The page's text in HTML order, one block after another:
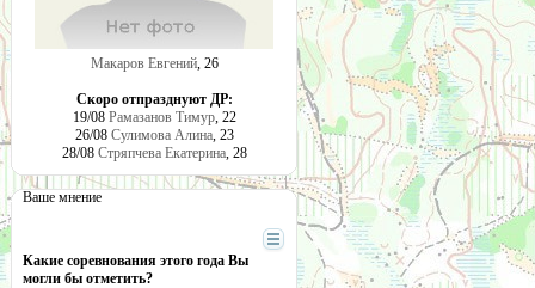
Макаров Евгений, 26
Скоро отпразднуют ДР:
19/08 Рамазанов Тимур, 22
26/08 Сулимова Алина, 23
28/08 Стряпчева Екатерина, 28
Ваше мнение
Какие соревнования этого года Вы
могли бы отметить?